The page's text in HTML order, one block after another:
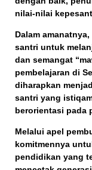
nilai-nilai
Dalam
santri untuk
dan semangat
pembelajaran di
diharapkan
santri yang
berorientasi pada
Melalui apel
komitmennya
pendidikan yang